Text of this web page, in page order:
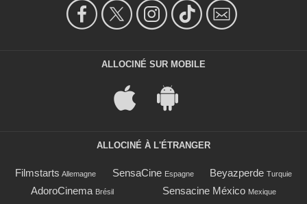
ALLOCINÉ SUR MOBILE
ALLOCINÉ À L'ÉTRANGER
Filmstarts Allemagne SensaCine Espagne Beyazperde Turquie
AdoroCinema Brésil Sensacine México Mexique